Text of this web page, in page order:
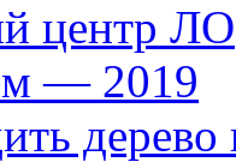
центр ЛО
— 2019
дерево